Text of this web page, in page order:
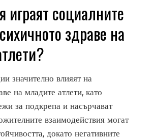
играят социалните
здраве на
значително влияят на
на младите атлети, като
за подкрепа и насърчават
взаимодействия могат
докато негативните